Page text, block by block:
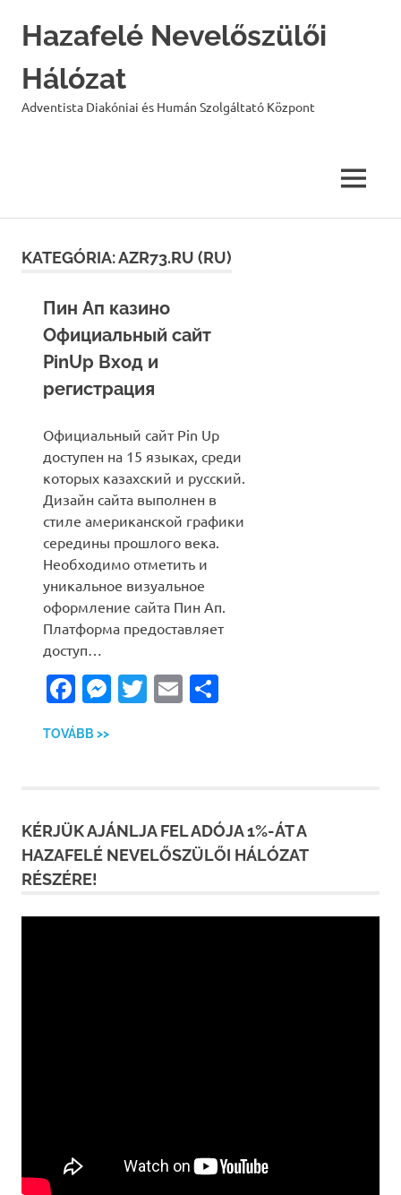
content
Hazafelé Nevelőszülői
Hálózat
Adventista Diakóniai és Humán Szolgáltató Központ
MENU
KATEGÓRIA:AZR73.RU (RU)
Пин Ап казино ️
Официальный сайт
PinUp Вход и
регистрация
Официальный сайт Pin Up
доступен на 15 языках, среди
которых казахский и русский.
Дизайн сайта выполнен в
стиле американской графики
середины прошлого века.
Необходимо отметить и
уникальное визуальное
оформление сайта Пин Ап.
Платформа предоставляет
доступ…
Facebook
Messenger
Twitter
Email
TOVÁBB >>
KÉRJÜK AJÁNLJA FEL ADÓJA 1%-ÁT A
HAZAFELÉ NEVELŐSZÜLŐI HÁLÓZAT
RÉSZÉRE!